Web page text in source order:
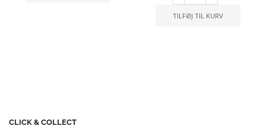
TILFØJ TIL KURV
CLICK & COLLECT